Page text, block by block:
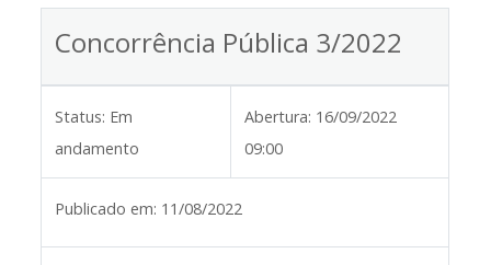
Concorrência Pública 3/2022
Status: Em
andamento
Abertura: 16/09/2022
09:00
Publicado em: 11/08/2022